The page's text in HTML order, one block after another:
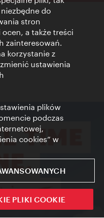
do
stron
a także treści
zainteresowań.
korzystanie z
ustawienia
plików
podczas
cookies” w
PLIKI COOKIE